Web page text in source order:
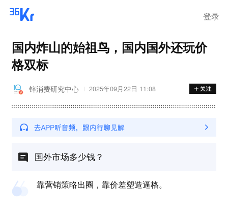
登录
国内炸山的始祖鸟，国内国外还玩价
格双标
锌消费研究中心 2025年09月22日 11:08
国外市场多少钱？
靠营销策略出圈，靠价差塑造逼格。